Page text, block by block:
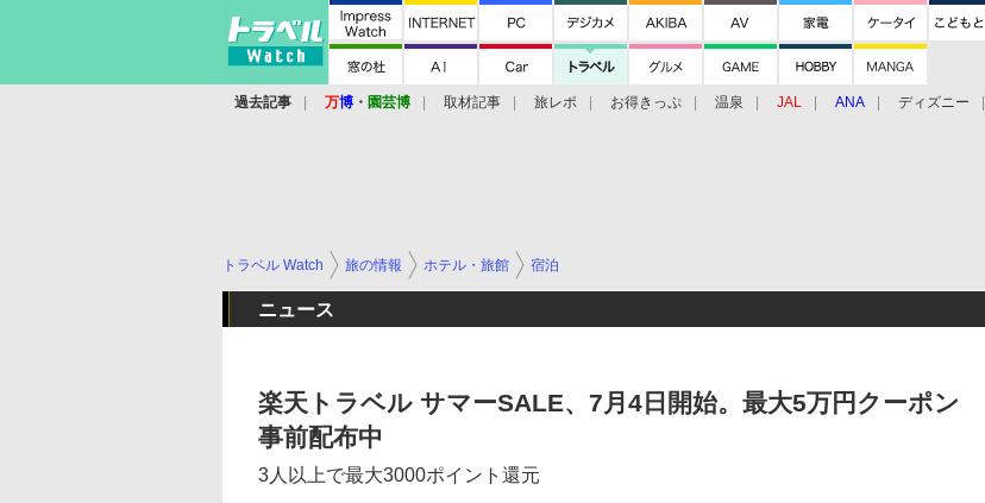
過去記事 万博 ・ 園芸博 取材記事 旅レポ お得きっぷ 温泉 JAL ANA ディズニー
トラベル Watch 旅の情報 ホテル・旅館 宿泊
ニュース
楽天トラベル サマーSALE、7月4日開始。最大5万円クーポン
事前配布中
3人以上で最大3000ポイント還元